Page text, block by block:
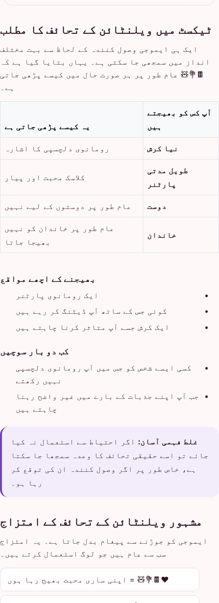
ٹیکسٹ میں ویلنٹائن کے تحائف کا مطلب
ایک ہی ایموجی وصول کنندہ کے لحاظ سے بہت مختلف
انداز میں سمجھی جا سکتی ہے۔ یہاں بتایا گیا ہے کہ
🍫💐🧸 عام طور پر ہر صورت حال میں کیسے پڑھی جاتی
ہے۔
آپ کس کو بھیجتے
ہیں
یہ کیسے پڑھی جاتی ہے
نیا کرش رومانوی دلچسپی کا اشارہ
طویل مدتی
پارٹنر
کلاسک محبت اور پیار
دوست عام طور پر دوستوں کے لیے نہیں
خاندان
عام طور پر خاندان کو نہیں
بھیجا جاتا
بھیجنے کے اچھے مواقع
ایک رومانوی پارٹنر
کوئی جس کے ساتھ آپ ڈیٹنگ کر رہے ہیں
ایک کرش جسے آپ متاثر کرنا چاہتے ہیں
کب دو بار سوچیں
کسی ایسے شخص کو جس میں آپ رومانوی دلچسپی
نہیں رکھتے
جب آپ اپنے جذبات کے بارے میں غیر واضح رہنا
چاہتے ہیں
غلط فہمی آسان: اگر احتیاط سے استعمال نہ کیا
جائے تو اسے حقیقی تحائف کا وعدہ سمجھا جا سکتا
ہے، خاص طور پر اگر وصول کنندہ ان کی توقع کر
رہا ہو۔
مشہور ویلنٹائن کے تحائف کے امتزاج
ایموجی کو جوڑنے سے پیغام بدل جاتا ہے۔ یہ امتزاج
سب سے عام ہیں جو لوگ استعمال کرتے ہیں۔
❤️🍫💐🧸 = اپنی ساری محبت بھیج رہا ہوں